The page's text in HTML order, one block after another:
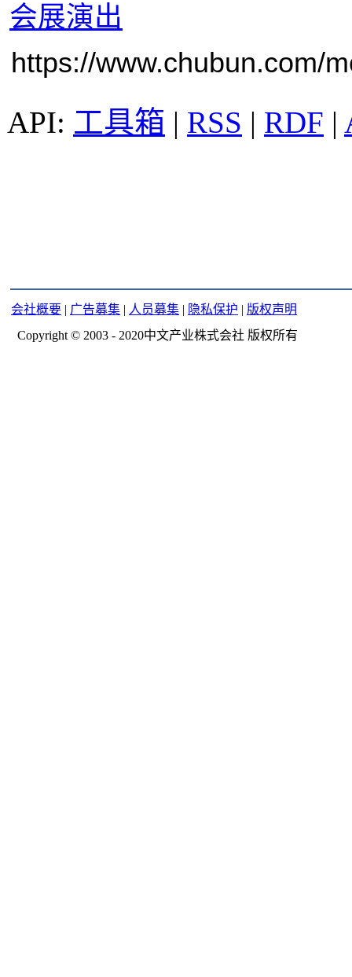
会展演出
https://www.chubun.com/
工具箱 | RSS | RDF |
会社概要 | 广告募集 | 人员募集 | 隐私保护 | 版权声明
Copyright © 2003 - 2020中文产业株式会社 版权所有